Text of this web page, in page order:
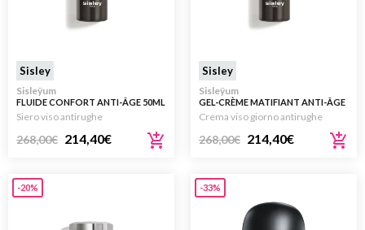
Sisley
Sisleÿum
FLUIDE CONFORT ANTI-ÂGE 50ML
Siero viso antirughe
268,00€ 214,40€
Sisley
Sisleÿum
GEL-CRÈME MATIFIANT ANTI-ÂGE
50ML
Crema viso giorno antirughe
268,00€ 214,40€
-20% -33%